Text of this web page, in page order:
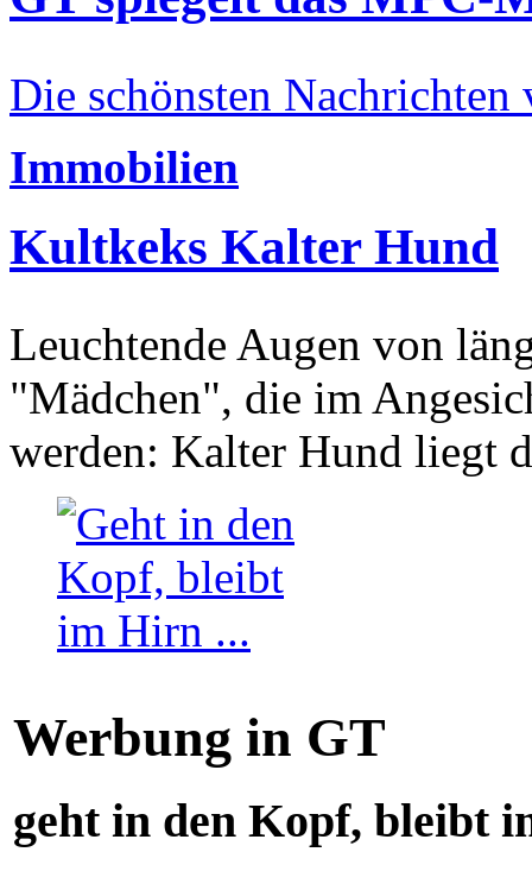
Die schönsten Nachrichten
Immobilien
Kultkeks Kalter Hund
Leuchtende Augen von
"Mädchen", die im
werden: Kalter Hund liegt
Werbung in GT
geht in den Kopf, bleibt